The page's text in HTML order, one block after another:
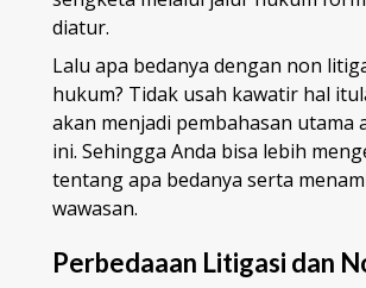
diatur.
Lalu apa bedanya dengan non
hukum? Tidak usah kawatir hal
akan menjadi pembahasan utama
ini. Sehingga Anda bisa lebih
tentang apa bedanya serta
wawasan.
Perbedaaan Litigasi dan